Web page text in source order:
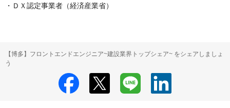
・ＤＸ認定事業者（経済産業省）
【博多】フロントエンドエンジニア~建設業界トップシェア~ をシェアしましょ
う